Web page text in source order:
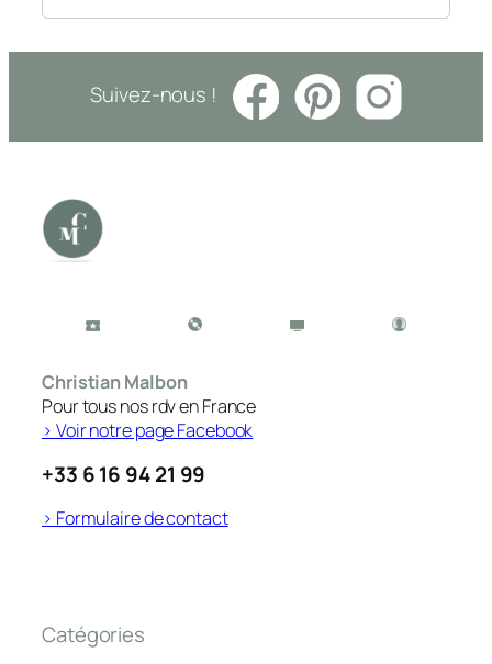
Suivez-nous !
Christian Malbon
Pour tous nos rdv en France
> Voir notre page Facebook
+33 6 16 94 21 99
> Formulaire de contact
Catégories